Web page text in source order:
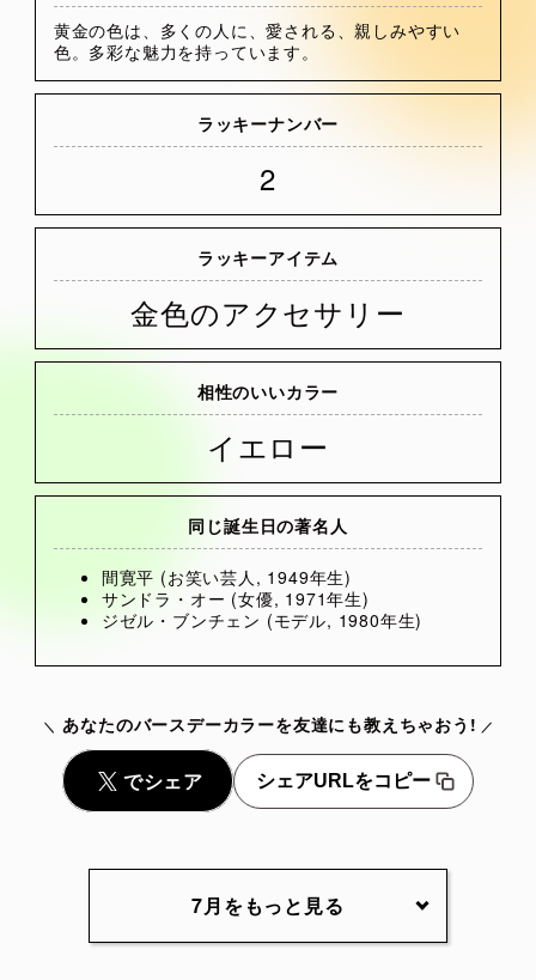
黄金の色は、多くの人に、愛される、親しみやすい
色。多彩な魅力を持っています。
ラッキーナンバー
2
ラッキーアイテム
金色のアクセサリー
相性のいいカラー
イエロー
同じ誕生日の著名人
間寛平 (お笑い芸人, 1949年生)
サンドラ・オー (女優, 1971年生)
ジゼル・ブンチェン (モデル, 1980年生)
あなたのバースデーカラーを友達にも教えちゃおう!
シェアURLをコピー
7月をもっと見る